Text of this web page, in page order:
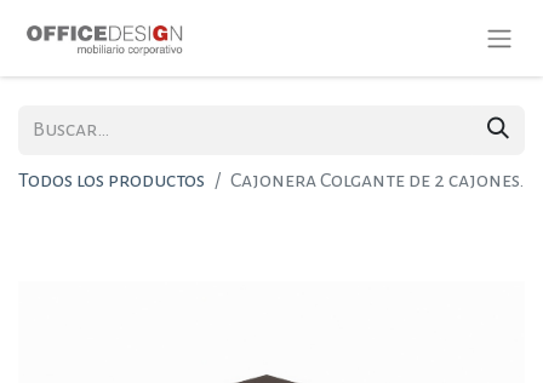
Todos los productos Cajonera Colgante de 2 cajones.